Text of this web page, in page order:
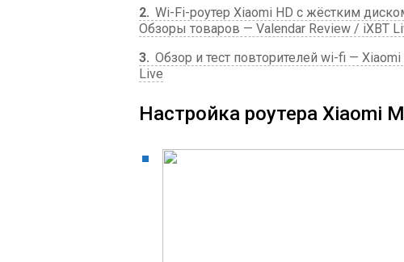
2 Wi-Fi-роутер Xiaomi HD c жёстким
Обзоры товаров — Valendar Review / iXBT
3 Обзор и тест повторителей wi-fi —
Live
Настройка роутера Xiaomi